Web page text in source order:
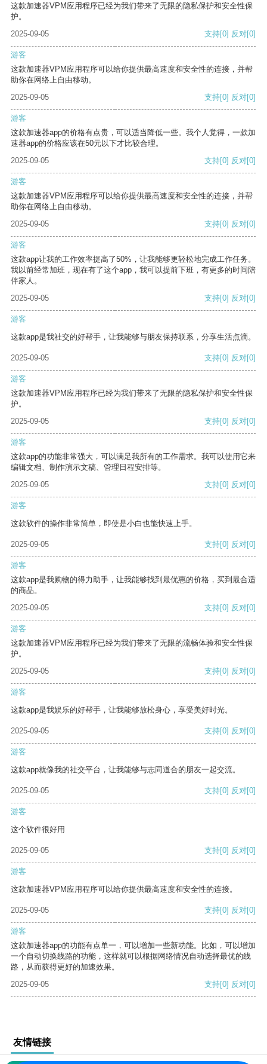
这款加速器VPM应用程序已经为我们带来了无限的隐私保护和安全性保
护。
2025-09-05
支持[0] 反对[0]
游客
这款加速器VPM应用程序可以给你提供最高速度和安全性的连接，并帮
助你在网络上自由移动。
2025-09-05
支持[0] 反对[0]
游客
这款加速器app的价格有点贵，可以适当降低一些。我个人觉得，一款加
速器app的价格应该在50元以下才比较合理。
2025-09-05
支持[0] 反对[0]
游客
这款加速器VPM应用程序可以给你提供最高速度和安全性的连接，并帮
助你在网络上自由移动。
2025-09-05
支持[0] 反对[0]
游客
这款app让我的工作效率提高了50%，让我能够更轻松地完成工作任务。
我以前经常加班，现在有了这个app，我可以提前下班，有更多的时间陪
伴家人。
2025-09-05
支持[0] 反对[0]
游客
这款app是我社交的好帮手，让我能够与朋友保持联系，分享生活点滴。
2025-09-05 支持[0] 反对[0]
游客
这款加速器VPM应用程序已经为我们带来了无限的隐私保护和安全性保
护。
2025-09-05
支持[0] 反对[0]
游客
这款app的功能非常强大，可以满足我所有的工作需求。我可以使用它来
编辑文档、制作演示文稿、管理日程安排等。
2025-09-05
支持[0] 反对[0]
游客
这款软件的操作非常简单，即使是小白也能快速上手。
2025-09-05 支持[0] 反对[0]
游客
这款app是我购物的得力助手，让我能够找到最优惠的价格，买到最合适
的商品。
2025-09-05
支持[0] 反对[0]
游客
这款加速器VPM应用程序已经为我们带来了无限的流畅体验和安全性保
护。
2025-09-05
支持[0] 反对[0]
游客
这款app是我娱乐的好帮手，让我能够放松身心，享受美好时光。
2025-09-05 支持[0] 反对[0]
游客
这款app就像我的社交平台，让我能够与志同道合的朋友一起交流。
2025-09-05 支持[0] 反对[0]
游客
这个软件很好用
2025-09-05 支持[0] 反对[0]
游客
这款加速器VPM应用程序可以给你提供最高速度和安全性的连接。
2025-09-05 支持[0] 反对[0]
游客
这款加速器app的功能有点单一，可以增加一些新功能。比如，可以增加
一个自动切换线路的功能，这样就可以根据网络情况自动选择最优的线
路，从而获得更好的加速效果。
2025-09-05
支持[0] 反对[0]
友情链接